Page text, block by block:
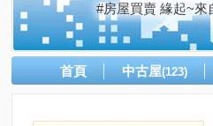
#房屋買賣 緣起~來
首頁 中古屋(123)